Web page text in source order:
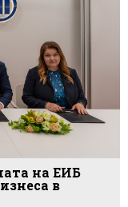
на ЕИБ
в